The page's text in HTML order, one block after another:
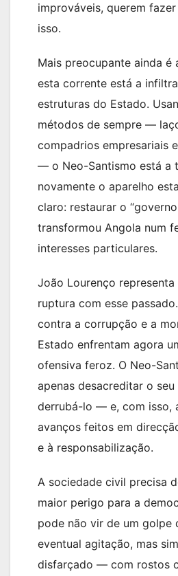
improváveis, querem
isso.
Mais preocupante ainda é
esta corrente está a
estruturas do Estado.
métodos de sempre —
compadrios empresariais
— o Neo-Santismo está a
novamente o aparelho
claro: restaurar o
transformou Angola num
interesses particulares.
João Lourenço
ruptura com esse
contra a corrupção e a
Estado enfrentam agora
ofensiva feroz. O Neo-
apenas desacreditar o
derrubá-lo — e, com isso,
avanços feitos em
e à responsabilização.
A sociedade civil precisa
maior perigo para a
pode não vir de um golpe
eventual agitação, mas
disfarçado — com rostos